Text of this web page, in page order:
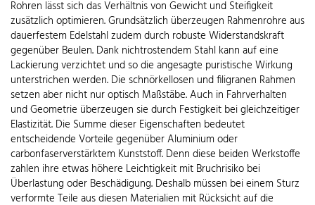
Rohren lässt sich das Verhältnis von Gewicht und Steifigkeit
zusätzlich optimieren. Grundsätzlich überzeugen Rahmenrohre aus
dauerfestem Edelstahl zudem durch robuste Widerstandskraft
gegenüber Beulen. Dank nichtrostendem Stahl kann auf eine
Lackierung verzichtet und so die angesagte puristische Wirkung
unterstrichen werden. Die schnörkellosen und filigranen Rahmen
setzen aber nicht nur optisch Maßstäbe. Auch in Fahrverhalten
und Geometrie überzeugen sie durch Festigkeit bei gleichzeitiger
Elastizität. Die Summe dieser Eigenschaften bedeutet
entscheidende Vorteile gegenüber Aluminium oder
carbonfaserverstärktem Kunststoff. Denn diese beiden Werkstoffe
zahlen ihre etwas höhere Leichtigkeit mit Bruchrisiko bei
Überlastung oder Beschädigung. Deshalb müssen bei einem Sturz
verformte Teile aus diesen Materialien mit Rücksicht auf die